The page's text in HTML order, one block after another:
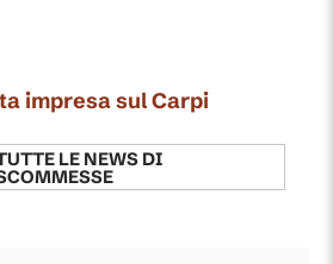
impresa sul Carpi
LE NEWS DI